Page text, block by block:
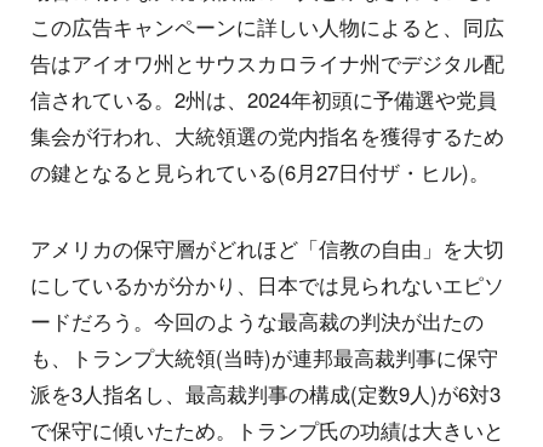
この広告キャンペーンに詳しい人物によると、同広
告はアイオワ州とサウスカロライナ州でデジタル配
信されている。2州は、2024年初頭に予備選や党員
集会が行われ、大統領選の党内指名を獲得するため
の鍵となると見られている(6月27日付ザ・ヒル)。
アメリカの保守層がどれほど「信教の自由」を大切
にしているかが分かり、日本では見られないエピソ
ードだろう。今回のような最高裁の判決が出たの
も、トランプ大統領(当時)が連邦最高裁判事に保守
派を3人指名し、最高裁判事の構成(定数9人)が6対3
で保守に傾いたため。トランプ氏の功績は大きいと